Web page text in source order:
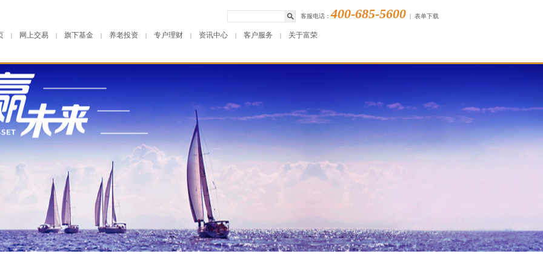
客服电话：400-685-5600 | 表单下载
| 网上交易 | 旗下基金 | 养老投资 | 专户理财 | 资讯中心 | 客户服务 | 关于富荣